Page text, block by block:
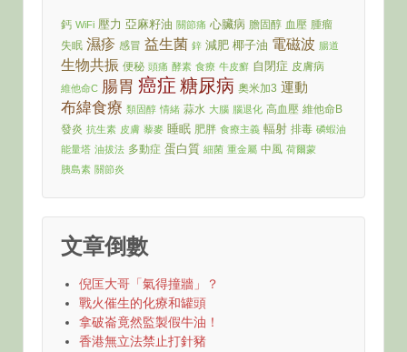
鈣 WiFi 壓力 亞麻籽油 關節痛 心臟病 膽固醇 血壓 腫瘤
失眠 濕疹 感冒 益生菌 鋅 減肥 椰子油 電磁波 腸道
生物共振 便秘 頭痛 酵素 食療 牛皮癬 自閉症 皮膚病
維他命C 腸胃 癌症 糖尿病 奧米加3 運動
布緯食療 類固醇 情緒 蒜水 大腦 腦退化 高血壓 維他命B
發炎 抗生素 皮膚 藜麥 睡眠 肥胖 食療主義 輻射 排毒 磷蝦油
能量塔 油拔法 多動症 蛋白質 細菌 重金屬 中風 荷爾蒙
胰島素 關節炎
文章倒數
倪匡大哥「氣得撞牆」？
戰火催生的化療和罐頭
拿破崙竟然監製假牛油！
香港無立法禁止打針豬